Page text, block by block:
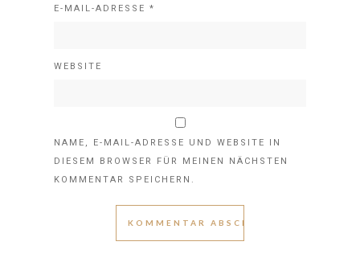
E-MAIL-ADRESSE *
WEBSITE
NAME, E-MAIL-ADRESSE UND WEBSITE IN
DIESEM BROWSER FÜR MEINEN NÄCHSTEN
KOMMENTAR SPEICHERN.